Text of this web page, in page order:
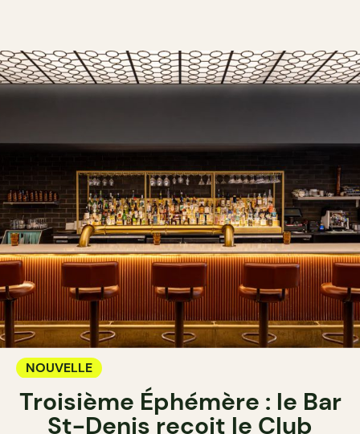
NOUVELLE
Troisième Éphémère : le Bar
St-Denis reçoit le Club